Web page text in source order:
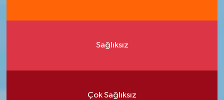
Sağlıksız
Çok Sağlıksız